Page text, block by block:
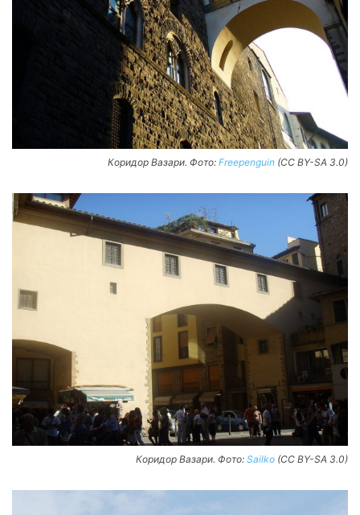
Коридор Вазари. Фото: Freepenguin (CC BY-SA 3.0)
Коридор Вазари. Фото: Sailko (CC BY-SA 3.0)